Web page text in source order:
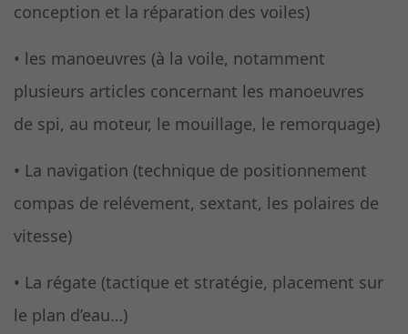
conception et la réparation des voiles)
• les manoeuvres (à la voile, notamment
plusieurs articles concernant les manoeuvres
de spi, au moteur, le mouillage, le remorquage)
• La navigation (technique de positionnement
compas de relévement, sextant, les polaires de
vitesse)
• La régate (tactique et stratégie, placement sur
le plan d’eau…)